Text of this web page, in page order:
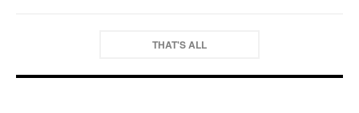
THAT'S ALL